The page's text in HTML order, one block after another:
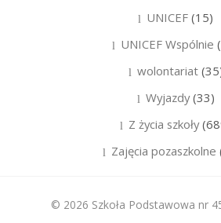
UNICEF (15)
UNICEF Wspólnie
wolontariat
Wyjazdy(33)
Z życia szkoły
Zajęcia pozaszkolne
© 2026 Szkoła Podstawowa nr